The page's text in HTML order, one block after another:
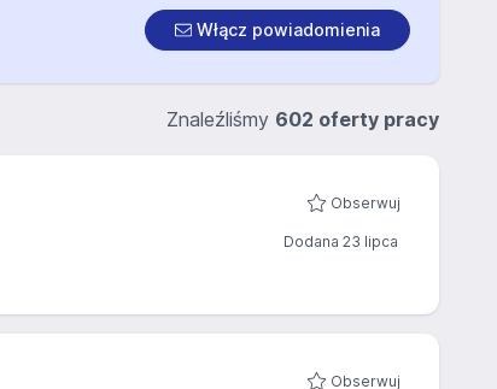
Włącz powiadomienia
Znaleźliśmy 602 oferty pracy
Obserwuj
Dodana 23 lipca
Obserwuj